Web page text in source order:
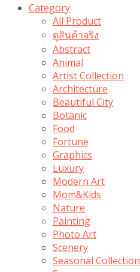
Category
All Product
ดูสินค้าจริง
Abstract
Animal
Artist Collection
Architecture
Beautiful City
Botanic
Food
Fortune
Graphics
Luxury
Modern Art
Mom&Kids
Nature
Painting
Photo Art
Scenery
Seasonal Collection